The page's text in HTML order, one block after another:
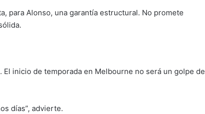
para Alonso, una garantía estructural. No promete
El inicio de temporada en Melbourne no será un golpe de
días”, advierte.